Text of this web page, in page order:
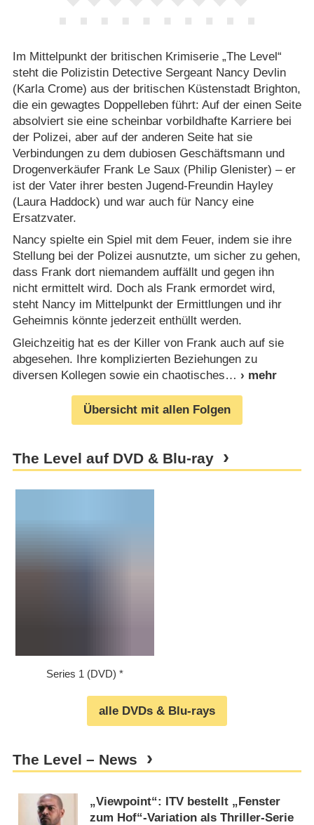
Im Mittelpunkt der britischen Krimiserie „The Level“
steht die Polizistin Detective Sergeant Nancy Devlin
(Karla Crome) aus der britischen Küstenstadt Brighton,
die ein gewagtes Doppelleben führt: Auf der einen Seite
absolviert sie eine scheinbar vorbildhafte Karriere bei
der Polizei, aber auf der anderen Seite hat sie
Verbindungen zu dem dubiosen Geschäftsmann und
Drogenverkäufer Frank Le Saux (Philip Glenister) – er
ist der Vater ihrer besten Jugend-Freundin Hayley
(Laura Haddock) und war auch für Nancy eine
Ersatzvater.
Nancy spielte ein Spiel mit dem Feuer, indem sie ihre
Stellung bei der Polizei ausnutzte, um sicher zu gehen,
dass Frank dort niemandem auffällt und gegen ihn
nicht ermittelt wird. Doch als Frank ermordet wird,
steht Nancy im Mittelpunkt der Ermittlungen und ihr
Geheimnis könnte jederzeit enthüllt werden.
Gleichzeitig hat es der Killer von Frank auch auf sie
abgesehen. Ihre komplizierten Beziehungen zu
diversen Kollegen sowie ein chaotisches
Übersicht mit allen Folgen
The Level auf DVD & Blu-ray
Series 1 (DVD)
alle DVDs & Blu-rays
The Level – News
„Viewpoint“: ITV bestellt „Fenster
zum Hof“-Variation als Thriller-Serie